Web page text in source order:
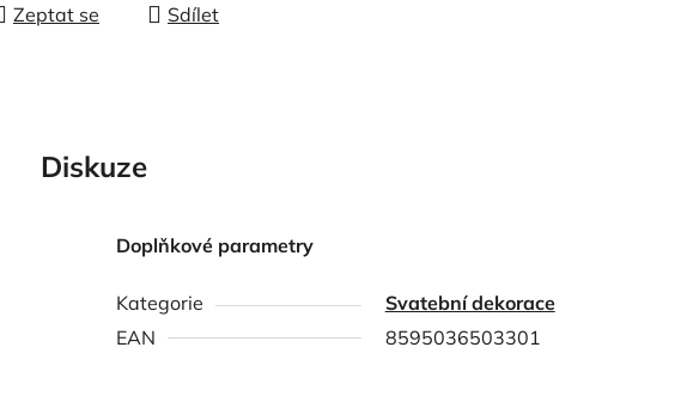
Zeptat se Sdílet
Diskuze
Doplňkové parametry
Kategorie
Svatební dekorace
EAN
8595036503301